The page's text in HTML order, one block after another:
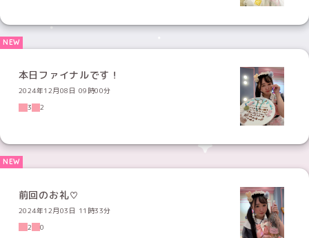
本日ファイナルです！
2024年12月08日 09時00分
3
2
前回のお礼♡
2024年12月03日 11時33分
2
0